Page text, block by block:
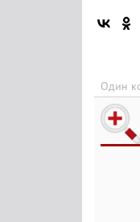
Один